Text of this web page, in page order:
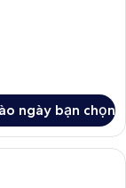
ngày bạn chọn
quang cảnh